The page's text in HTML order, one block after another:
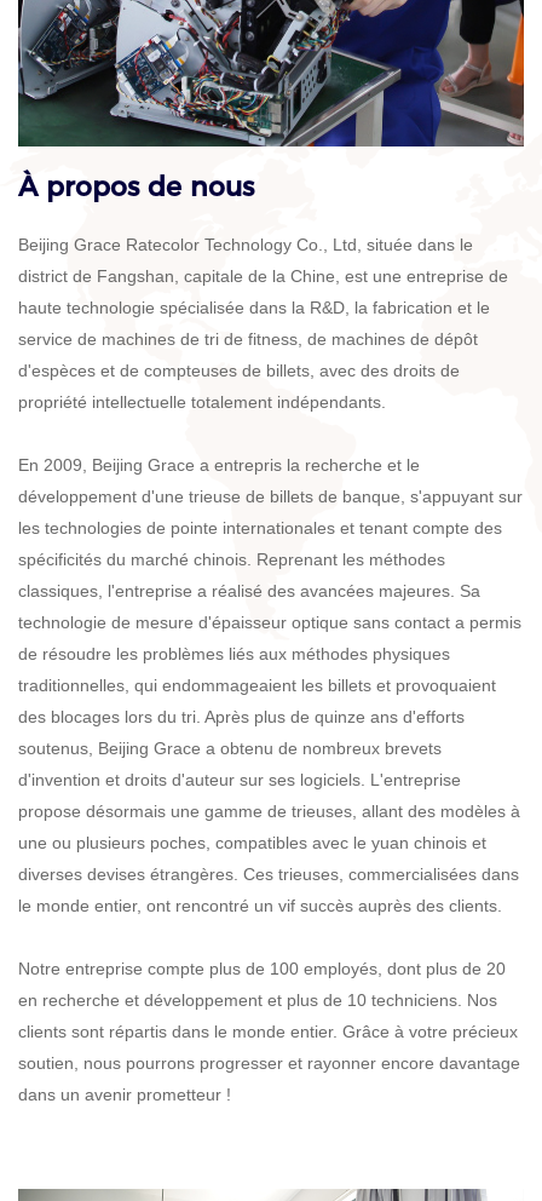
À propos de nous
Beijing Grace Ratecolor Technology Co., Ltd, située dans le
district de Fangshan, capitale de la Chine, est une entreprise de
haute technologie spécialisée dans la R&D, la fabrication et le
service de machines de tri de fitness, de machines de dépôt
d'espèces et de compteuses de billets, avec des droits de
propriété intellectuelle totalement indépendants.
En 2009, Beijing Grace a entrepris la recherche et le
développement d'une trieuse de billets de banque, s'appuyant sur
les technologies de pointe internationales et tenant compte des
spécificités du marché chinois. Reprenant les méthodes
classiques, l'entreprise a réalisé des avancées majeures. Sa
technologie de mesure d'épaisseur optique sans contact a permis
de résoudre les problèmes liés aux méthodes physiques
traditionnelles, qui endommageaient les billets et provoquaient
des blocages lors du tri. Après plus de quinze ans d'efforts
soutenus, Beijing Grace a obtenu de nombreux brevets
d'invention et droits d'auteur sur ses logiciels. L'entreprise
propose désormais une gamme de trieuses, allant des modèles à
une ou plusieurs poches, compatibles avec le yuan chinois et
diverses devises étrangères. Ces trieuses, commercialisées dans
le monde entier, ont rencontré un vif succès auprès des clients.
Notre entreprise compte plus de 100 employés, dont plus de 20
en recherche et développement et plus de 10 techniciens. Nos
clients sont répartis dans le monde entier. Grâce à votre précieux
soutien, nous pourrons progresser et rayonner encore davantage
dans un avenir prometteur !